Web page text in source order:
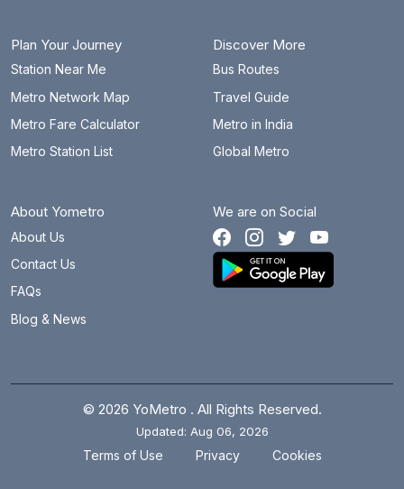
Plan Your Journey
Station Near Me
Metro Network Map
Metro Fare Calculator
Metro Station List
Discover More
Bus Routes
Travel Guide
Metro in India
Global Metro
About Yometro
About Us
Contact Us
FAQs
Blog & News
We are on Social
© 2026 YoMetro . All Rights Reserved.
Updated: Aug 06, 2026
Terms of Use Privacy Cookies